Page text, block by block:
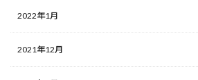
2022年1月
2021年12月